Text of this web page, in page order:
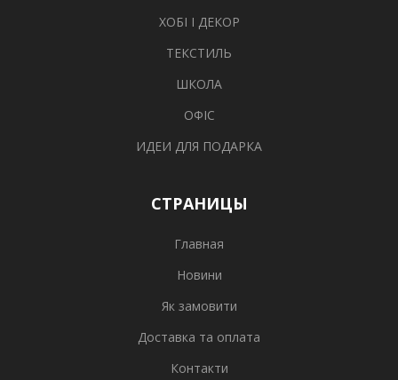
ХОБІ І ДЕКОР
ТЕКСТИЛЬ
ШКОЛА
ОФІС
ИДЕИ ДЛЯ ПОДАРКА
СТРАНИЦЫ
Главная
Новини
Як замовити
Доставка та оплата
Контакти